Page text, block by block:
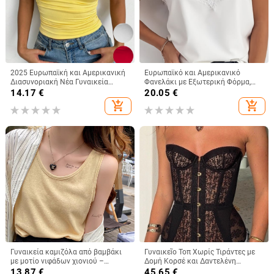
2025 Ευρωπαϊκή και Αμερικανική
Διασυνοριακή Νέα Γυναικεία
Αμάνικη Μπλούζα με Τετράγωνο
Γιακά και Casual Basic Crop Top
14.17 €
add_shopping_cart
Ευρωπαϊκό και Αμερικανικό
Φανελάκι με Εξωτερική Φόρμα,
Γυναικείο Καλοκαιρινό Φανελάκι
με Βλεφαρίδες και Δαντέλα, V-
Neck, Χαλαρό Μπλούζα με Βάση
20.05 €
add_shopping_cart
Γυναικεία καμιζόλα από βαμβάκι
με μοτίο νιφάδων χιονιού –
φαρδιά, χωρίς μανίκια κορμί για το
Γυναικεῖο Τοπ Χωρίς Τιράντες με
Δομή Κορσέ και Δαντελένη
Επένδυση, Στενή Γραμμή,